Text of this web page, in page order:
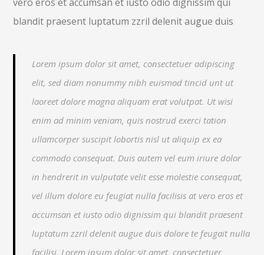
blandit praesent luptatum zzril delenit augue duis
Lorem ipsum dolor sit amet, consectetuer adipiscing
elit, sed diam nonummy nibh euismod tincid unt ut
laoreet dolore magna aliquam erat volutpat. Ut wisi
enim ad minim veniam, quis nostrud exerci tation
ullamcorper suscipit lobortis nisl ut aliquip ex ea
commodo consequat. Duis autem vel eum iriure dolor
in hendrerit in vulputate velit esse molestie consequat,
vel illum dolore eu feugiat nulla facilisis at vero eros et
accumsan et iusto odio dignissim qui blandit praesent
luptatum zzril delenit augue duis dolore te feugait nulla
facilisi. Lorem ipsum dolor sit amet, consectetuer